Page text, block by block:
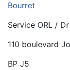
Bourret
Service ORL /
110 boulevard
BP J5